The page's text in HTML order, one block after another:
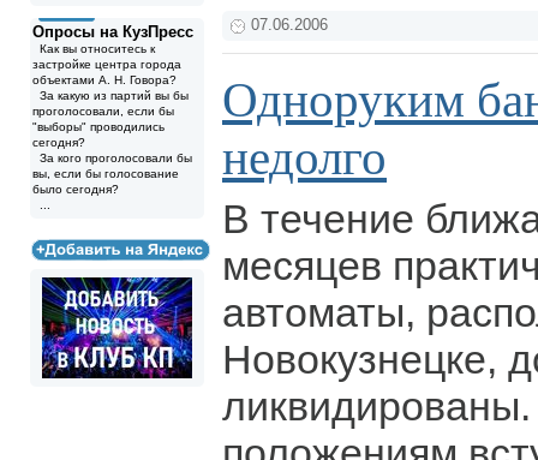
Опросы на КузПресс
Как вы относитесь к
застройке центра города
объектами А. Н. Говора?
За какую из партий вы бы
проголосовали, если бы
"выборы" проводились
сегодня?
За кого проголосовали бы
вы, если бы голосование
было сегодня?
07.06.2006
Одноруким
недолго
В течение
месяцев
автоматы,
Новокузнецке,